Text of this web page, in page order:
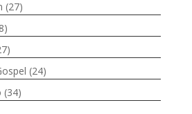
(27)
(24)
(34)